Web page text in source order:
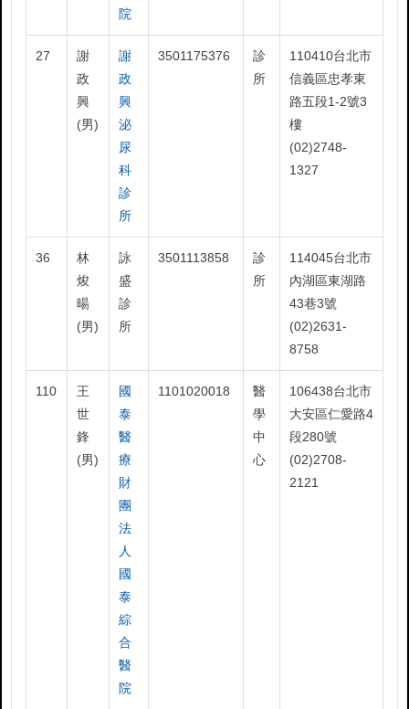
院
27
謝
政
興
(男)
謝
政
興
泌
尿
科
診
所
3501175376
診
所
110410台北市
信義區忠孝東
路五段1-2號3
樓
(02)2748-
1327
36
林
焌
暘
(男)
詠
盛
診
所
3501113858
診
所
114045台北市
內湖區東湖路
43巷3號
(02)2631-
8758
110
王
世
鋒
(男)
國
泰
醫
療
財
團
法
人
國
泰
綜
合
醫
院
1101020018
醫
學
中
心
106438台北市
大安區仁愛路4
段280號
(02)2708-
2121